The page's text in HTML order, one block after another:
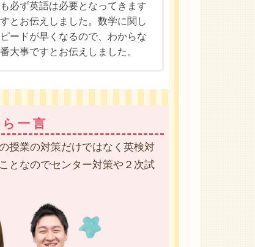
必ず英語は必要となってきます
とお伝えしました。数学に関し
ードが早くなるので、わからな
大事ですとお伝えしました。
一言
授業の対策だけではなく英検対
となのでセンター対策や２次試